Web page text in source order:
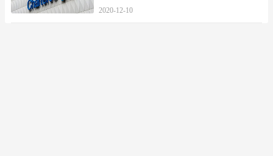
2020-12-10